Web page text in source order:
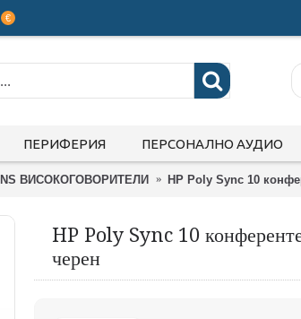
€
ПЕРИФЕРИЯ ПЕРСОНАЛНО АУДИО
ВИСОКОГОВОРИТЕЛИ HP Poly Sync 10
HP Poly Sync 10
черен